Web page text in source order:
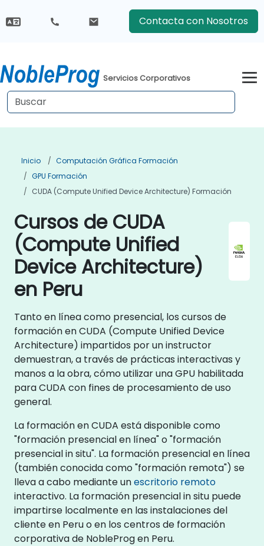
Contacta con Nosotros
Servicios Corporativos
Inicio
Computación Gráfica Formación
GPU Formación
CUDA (Compute Unified Device Architecture) Formación
Cursos de CUDA
(Compute Unified
Device Architecture)
en Peru
Tanto en línea como presencial, los cursos de
formación en CUDA (Compute Unified Device
Architecture) impartidos por un instructor
demuestran, a través de prácticas interactivas y
manos a la obra, cómo utilizar una GPU habilitada
para CUDA con fines de procesamiento de uso
general.
La formación en CUDA está disponible como
"formación presencial en línea" o "formación
presencial in situ". La formación presencial en línea
(también conocida como "formación remota") se
lleva a cabo mediante unescritorio remoto
interactivo. La formación presencial in situ puede
impartirse localmente en las instalaciones del
cliente en Peru o en los centros de formación
corporativa de NobleProg en Peru.